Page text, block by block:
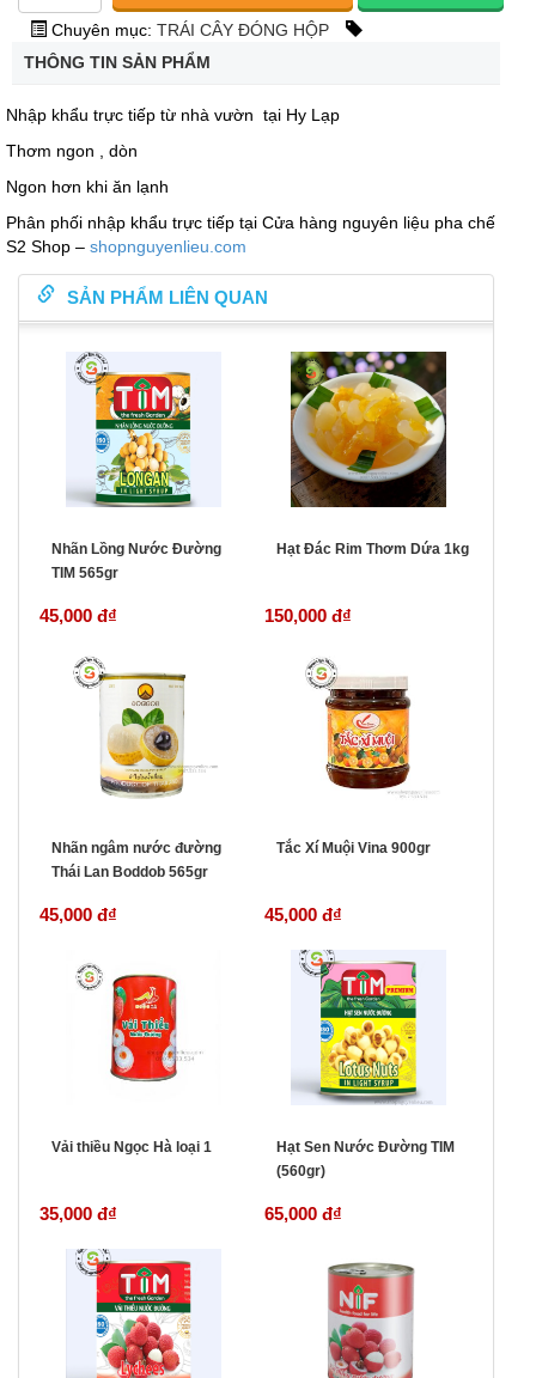
Chuyên mục: TRÁI CÂY ĐÓNG HỘP
THÔNG TIN SẢN PHẨM
Nhập khẩu trực tiếp từ nhà vườn tại Hy Lạp
Thơm ngon , dòn
Ngon hơn khi ăn lạnh
Phân phối nhập khẩu trực tiếp tại Cửa hàng nguyên liệu pha chế
S2 Shop – shopnguyenlieu.com
SẢN PHẨM LIÊN QUAN
Nhãn Lồng Nước Đường
TIM 565gr
45,000 đ₫
Hạt Đác Rim Thơm Dứa 1kg
150,000 đ₫
Nhãn ngâm nước đường
Thái Lan Boddob 565gr
45,000 đ₫
Tắc Xí Muội Vina 900gr
45,000 đ₫
Vải thiều Ngọc Hà loại 1
35,000 đ₫
Hạt Sen Nước Đường TIM
(560gr)
65,000 đ₫